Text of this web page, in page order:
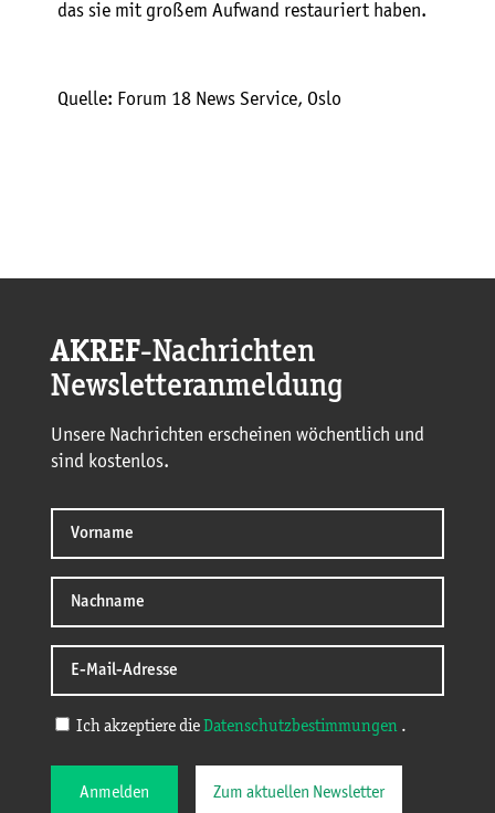
das sie mit großem Aufwand restauriert haben.
Quelle: Forum 18 News Service, Oslo
AKREF-Nachrichten
Newsletteranmeldung
Unsere Nachrichten erscheinen wöchentlich und
sind kostenlos.
Ich akzeptiere die Datenschutzbestimmungen .
Anmelden Zum aktuellen Newsletter